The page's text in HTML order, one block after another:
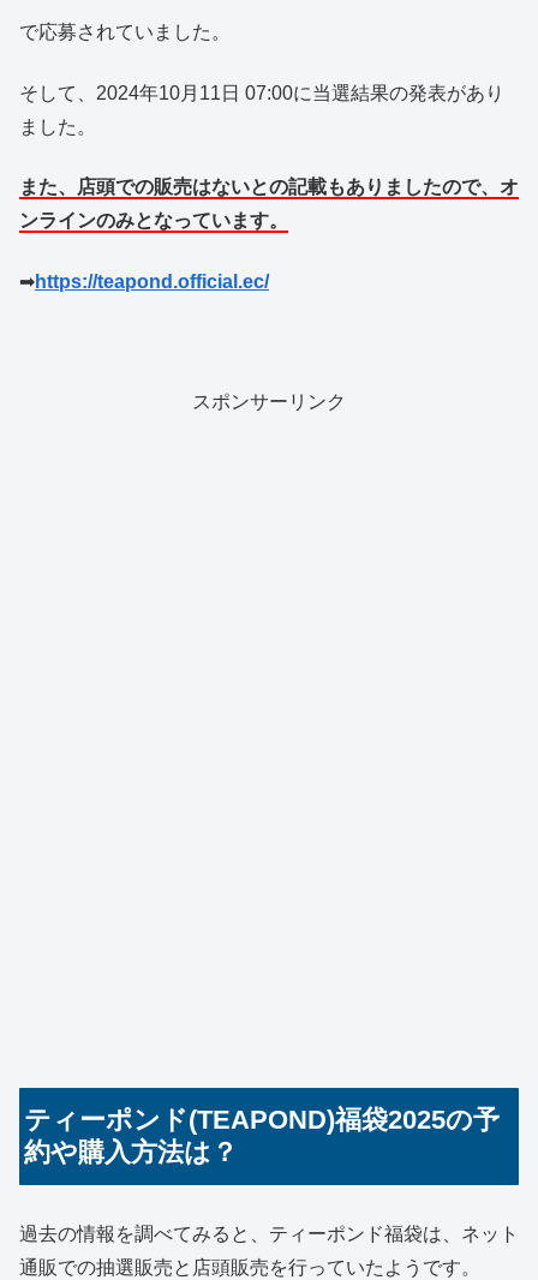
で応募されていました。
そして、2024年10月11日 07:00に当選結果の発表があり
ました。
また、店頭での販売はないとの記載もありましたので、オ
ンラインのみとなっています。
➡https://teapond.official.ec/
スポンサーリンク
ティーポンド(TEAPOND)福袋2025の予
約や購入方法は？
過去の情報を調べてみると、ティーポンド福袋は、ネット
通販での抽選販売と店頭販売を行っていたようです。